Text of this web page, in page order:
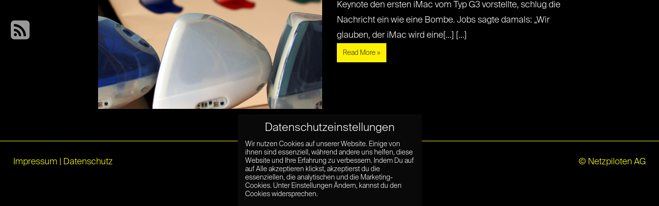
Keynote den ersten iMac vom Typ G3 vorstellte, schlug die
Nachricht ein wie eine Bombe. Jobs sagte damals: „Wir
glauben, der iMac wird eine[...] [...]
Read More »
Impressum Datenschutz © Netzpiloten AG
Datenschutzeinstellungen
Wir nutzen Cookies auf unserer Website. Einige von
ihnen sind essenziell, während andere uns helfen, diese
Website und Ihre Erfahrung zu verbessern. Indem Du auf
auf Alle akzeptieren klickst, akzeptierst du die
essenziellen, die analytischen und die Marketing-
Cookies. Unter Einstellungen Ändern, kannst du den
Cookies widersprechen.